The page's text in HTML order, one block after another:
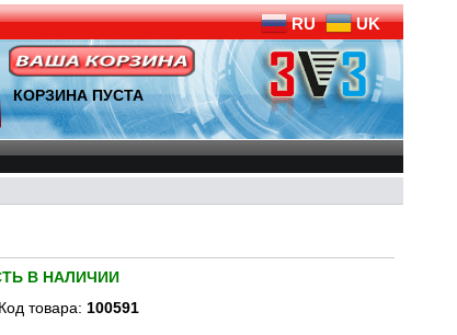
RU UK
КОРЗИНА ПУСТА
В НАЛИЧИИ
Код товара: 100591